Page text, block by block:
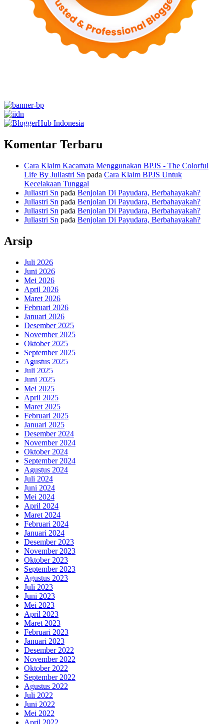
Komentar Terbaru
Cara Klaim Kacamata Menggunakan BPJS - The Colorful
Life By Juliastri Sn pada Cara Klaim BPJS Untuk
Kecelakaan Tunggal
Juliastri Sn pada Benjolan Di Payudara, Berbahayakah?
Juliastri Sn pada Benjolan Di Payudara, Berbahayakah?
Juliastri Sn pada Benjolan Di Payudara, Berbahayakah?
Juliastri Sn pada Benjolan Di Payudara, Berbahayakah?
Arsip
Juli 2026
Juni 2026
Mei 2026
April 2026
Maret 2026
Februari 2026
Januari 2026
Desember 2025
November 2025
Oktober 2025
September 2025
Agustus 2025
Juli 2025
Juni 2025
Mei 2025
April 2025
Maret 2025
Februari 2025
Januari 2025
Desember 2024
November 2024
Oktober 2024
September 2024
Agustus 2024
Juli 2024
Juni 2024
Mei 2024
April 2024
Maret 2024
Februari 2024
Januari 2024
Desember 2023
November 2023
Oktober 2023
September 2023
Agustus 2023
Juli 2023
Juni 2023
Mei 2023
April 2023
Maret 2023
Februari 2023
Januari 2023
Desember 2022
November 2022
Oktober 2022
September 2022
Agustus 2022
Juli 2022
Juni 2022
Mei 2022
April 2022